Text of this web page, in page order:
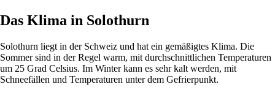
Das Klima in Solothurn
Solothurn liegt in der Schweiz und hat ein gemäßigtes Klima. Die
Sommer sind in der Regel warm, mit durchschnittlichen Temperaturen
um 25 Grad Celsius. Im Winter kann es sehr kalt werden, mit
Schneefällen und Temperaturen unter dem Gefrierpunkt.